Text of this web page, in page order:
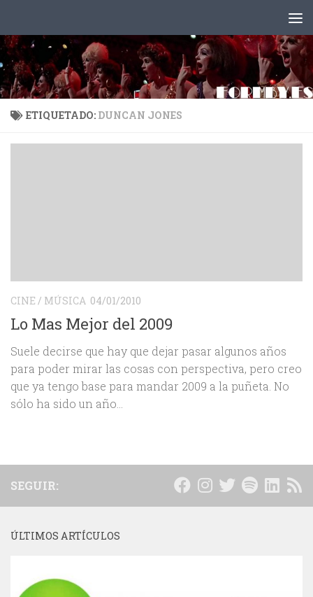
ETIQUETADO: DUNCAN JONES
CINE / MÚSICA 04/01/2010
Lo Mas Mejor del 2009
Suele decirse que hay que dejar pasar algunos años
para poder mirar las cosas con perspectiva, pero creo
que ya tengo base para mandar 2009 a la puñeta. No
sólo ha sido un año...
SEGUIR:
ÚLTIMOS ARTÍCULOS